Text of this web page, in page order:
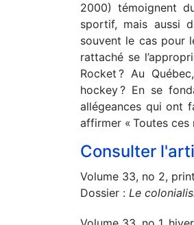
2000) témoignent
sportif, mais aussi
souvent le cas pour
rattaché se
Rocket ? Au
hockey ? En se
allégeances qui ont
affirmer « Toutes ces
Consulter
Volume 33, no 2,
Dossier : Le